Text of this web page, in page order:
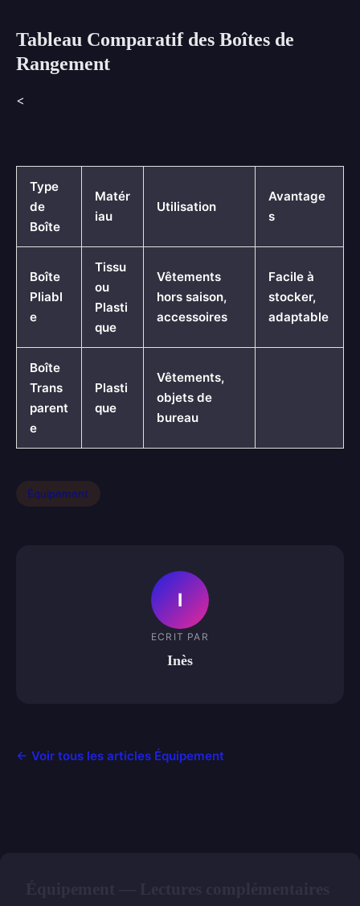
Tableau Comparatif des Boîtes de
Rangement
<
Type
de
Boîte
Matér
iau
Utilisation
Avantage
s
Boîte
Pliabl
e
Tissu
ou
Plasti
que
Vêtements
hors saison,
accessoires
Facile à
stocker,
adaptable
Boîte
Trans
parent
e
Plasti
que
Vêtements,
objets de
bureau
Équipement
I
ECRIT PAR
Inès
← Voir tous les articles Équipement